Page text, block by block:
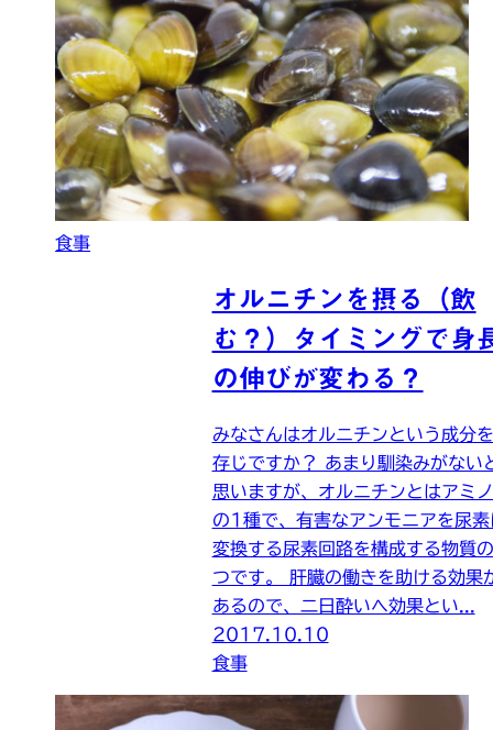
食事
オルニチンを摂る（飲
む？）タイミングで身
の伸びが変わる？
みなさんはオルニチンという成分
存じですか？ あまり馴染みがない
思いますが、オルニチンとはアミ
の1種で、有害なアンモニアを尿素
変換する尿素回路を構成する物質
つです。 肝臓の働きを助ける効果
あるので、二日酔いへ効果とい...
2017.10.10
食事